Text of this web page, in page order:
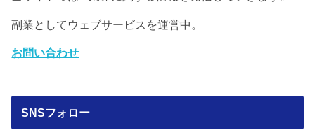
副業としてウェブサービスを運営中。
お問い合わせ
SNSフォロー